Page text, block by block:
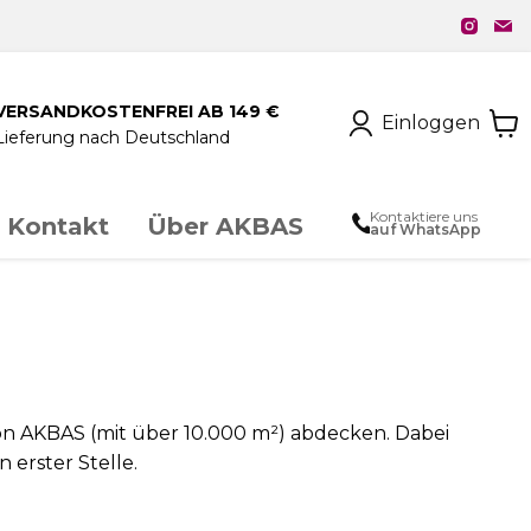
AB 149 €
nach Deutschland
Einloggen
Kontakt Über AKBAS Kontaktiere uns
auf WhatsApp
(mit über 10.000 m²) abdecken. Dabei
erster Stelle.